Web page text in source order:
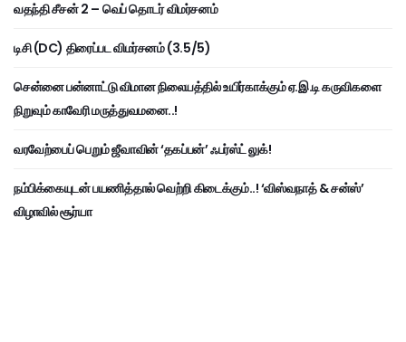
வதந்தி சீசன் 2 – வெப் தொடர் விமர்சனம்
டிசி (DC) திரைப்பட விமர்சனம் (3.5/5)
சென்னை பன்னாட்டு விமான நிலையத்தில் உயிர்காக்கும் ஏ.இ.டி கருவிகளை
நிறுவும் காவேரி மருத்துவமனை..!
வரவேற்பைப் பெறும் ஜீவாவின் ‘தகப்பன்’ ஃபர்ஸ்ட் லுக்!
நம்பிக்கையுடன் பயணித்தால் வெற்றி கிடைக்கும்..! ‘விஸ்வநாத் & சன்ஸ்’
விழாவில் சூர்யா